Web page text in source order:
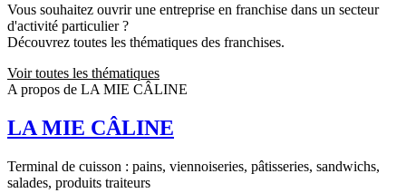
Vous souhaitez ouvrir une entreprise en franchise dans un secteur
d'activité particulier ?
Découvrez toutes les thématiques des franchises.
Voir toutes les thématiques
A propos de LA MIE CÂLINE
LA MIE CÂLINE
Terminal de cuisson : pains, viennoiseries, pâtisseries, sandwichs,
salades, produits traiteurs